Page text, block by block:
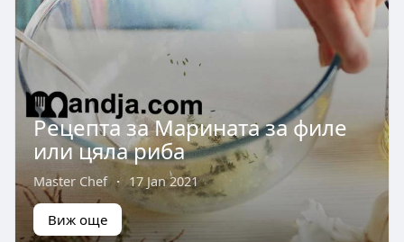
Рецепта за Марината за филе
или цяла риба
Master Chef · 17 Jan 2021
Виж още